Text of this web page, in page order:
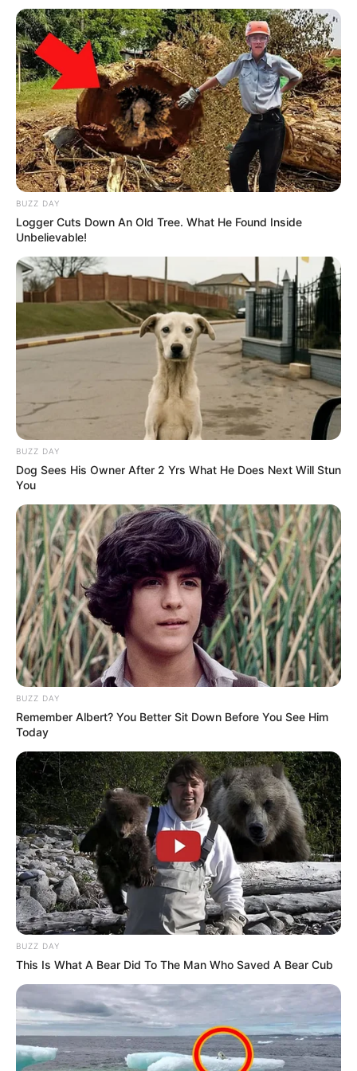
A história de Lázaro começou a circular nas redes sociais
e
virou objeto de fascínio de um público que, preso em algoritmos e
entregas por aplicativo, encontrou nele algo que não sabia que
estava procurando.
VEJA TAMBÉM:
✳️Famosas: As 40 mamães mais belas dos...
✳️Israelense aos 19 anos: a mulher mais bonita...
✳️Proporção Áurea: as 10 mulheres mais bonitas do mundo
A cascavel que não atacou — e o que Lázaro aprendeu
com isso
A relação deLázaro com a cascavel não é de amizade
romantizada. É de respeito calculado, construído ao longo de anos
de observação. A serpente frequenta a área próxima ao paiol há
muito tempo —atraída pelos ratos que ali se concentram— e
nunca demonstrou agressividade fora do contexto de ameaça
direta.
BUZZ DAY
Logger Cuts Down An Old Tree. What He Found Inside
Unbelievable!
BUZZ DAY
Dog Sees His Owner After 2 Yrs What He Does Next Will Stun
You
BUZZ DAY
Remember Albert? You Better Sit Down Before You See Him
Today
BUZZ DAY
This Is What A Bear Did To The Man Who Saved A Bear Cub